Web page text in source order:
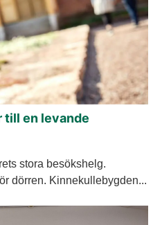
till en levande
stora besökshelg.
dörren. Kinnekullebygden...